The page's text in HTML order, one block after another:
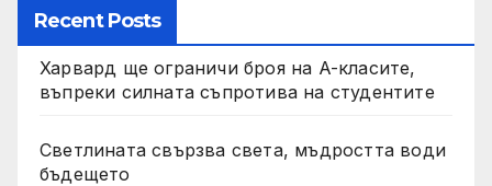
Recent Posts
Харвард ще ограничи броя на A-класите,
въпреки силната съпротива на студентите
Светлината свързва света, мъдростта води
бъдещето